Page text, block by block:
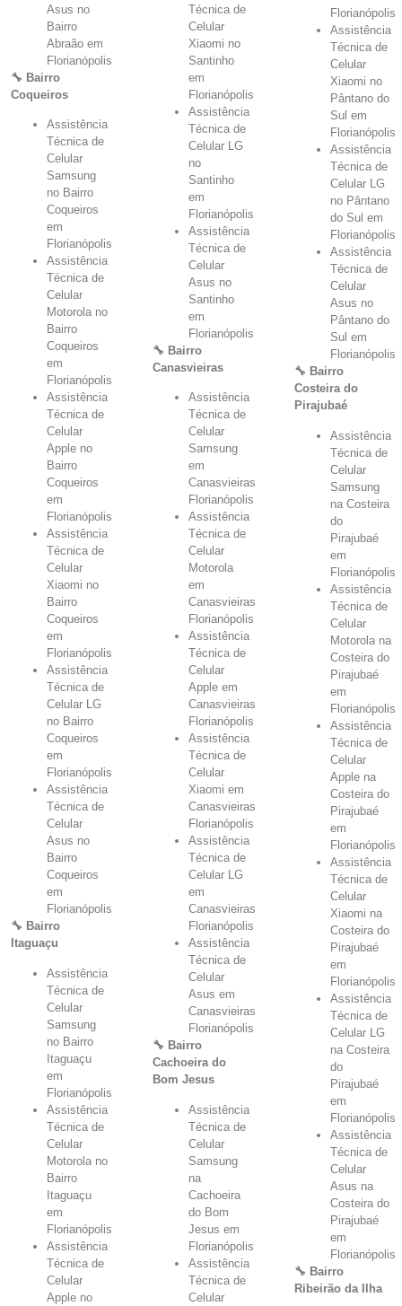
Asus no
Bairro
Abraão em
Florianópolis
🔧 Bairro
Coqueiros
Assistência
Técnica de
Celular
Samsung
no Bairro
Coqueiros
em
Florianópolis
Assistência
Técnica de
Celular
Motorola no
Bairro
Coqueiros
em
Florianópolis
Assistência
Técnica de
Celular
Apple no
Bairro
Coqueiros
em
Florianópolis
Assistência
Técnica de
Celular
Xiaomi no
Bairro
Coqueiros
em
Florianópolis
Assistência
Técnica de
Celular LG
no Bairro
Coqueiros
em
Florianópolis
Assistência
Técnica de
Celular
Asus no
Bairro
Coqueiros
em
Florianópolis
🔧 Bairro
Itaguaçu
Assistência
Técnica de
Celular
Samsung
no Bairro
Itaguaçu
em
Florianópolis
Assistência
Técnica de
Celular
Motorola no
Bairro
Itaguaçu
em
Florianópolis
Assistência
Técnica de
Celular
Apple no
Técnica de
Celular
Xiaomi no
Santinho
em
Florianópolis
Assistência
Técnica de
Celular LG
no
Santinho
em
Florianópolis
Assistência
Técnica de
Celular
Asus no
Santinho
em
Florianópolis
🔧 Bairro
Canasvieiras
Assistência
Técnica de
Celular
Samsung
em
Canasvieiras
Florianópolis
Assistência
Técnica de
Celular
Motorola
em
Canasvieiras
Florianópolis
Assistência
Técnica de
Celular
Apple em
Canasvieiras
Florianópolis
Assistência
Técnica de
Celular
Xiaomi em
Canasvieiras
Florianópolis
Assistência
Técnica de
Celular LG
em
Canasvieiras
Florianópolis
Assistência
Técnica de
Celular
Asus em
Canasvieiras
Florianópolis
🔧 Bairro
Cachoeira do
Bom Jesus
Assistência
Técnica de
Celular
Samsung
na
Cachoeira
do Bom
Jesus em
Florianópolis
Assistência
Técnica de
Celular
Florianópolis
Assistência
Técnica de
Celular
Xiaomi no
Pântano do
Sul em
Florianópolis
Assistência
Técnica de
Celular LG
no Pântano
do Sul em
Florianópolis
Assistência
Técnica de
Celular
Asus no
Pântano do
Sul em
Florianópolis
🔧 Bairro
Costeira do
Pirajubaé
Assistência
Técnica de
Celular
Samsung
na Costeira
do
Pirajubaé
em
Florianópolis
Assistência
Técnica de
Celular
Motorola na
Costeira do
Pirajubaé
em
Florianópolis
Assistência
Técnica de
Celular
Apple na
Costeira do
Pirajubaé
em
Florianópolis
Assistência
Técnica de
Celular
Xiaomi na
Costeira do
Pirajubaé
em
Florianópolis
Assistência
Técnica de
Celular LG
na Costeira
do
Pirajubaé
em
Florianópolis
Assistência
Técnica de
Celular
Asus na
Costeira do
Pirajubaé
em
Florianópolis
🔧 Bairro
Ribeirão da Ilha